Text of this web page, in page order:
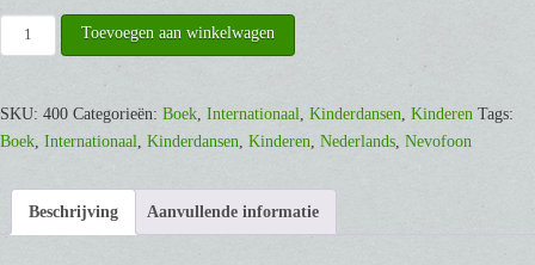
Vrolijke
Kring
[Boek]
aantal
Toevoegen aan winkelwagen
SKU: 400 Categorieën: Boek Internationaal Kinderdansen Kinderen Tags:
Boek Internationaal Kinderdansen Kinderen Nederlands Nevofoon
Beschrijving Aanvullende informatie